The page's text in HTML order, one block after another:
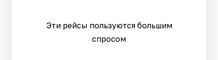
Эти рейсы пользуются большим
спросом